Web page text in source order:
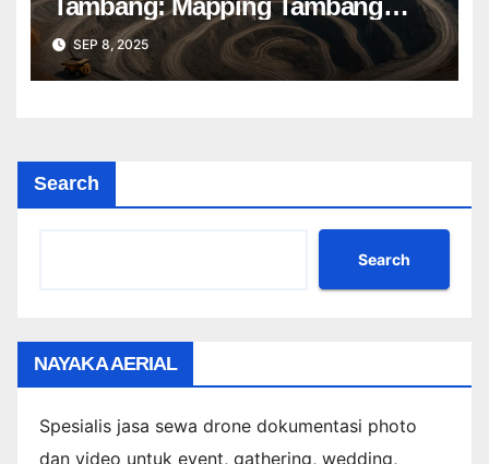
Profesional Lebih Cepat & Akurat
SEP 8, 2025
Search
Search
NAYAKA AERIAL
Spesialis jasa sewa drone dokumentasi photo
dan video untuk event, gathering, wedding,